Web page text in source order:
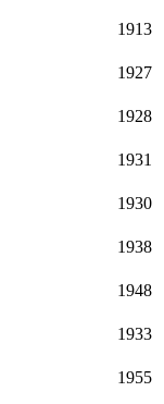
1913
1927
1928
1931
1930
1938
1948
1933
1955